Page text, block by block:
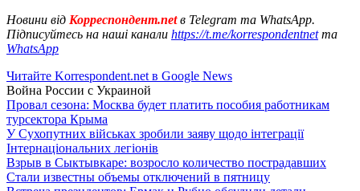
Новини від Корреспондент.netв Telegram та WhatsApp.
Підписуйтесь на наші канали https://t.me/korrespondentnetта
WhatsApp
Читайте Korrespondent.net в Google News
Война России с Украиной
Провал сезона: Москва будет платить пособия работникам
турсектора Крыма
У Сухопутних військах зробили заяву щодо інтеграції
Інтернаціональних легіонів
Взрыв в Сыктывкаре: возросло количество пострадавших
Стали известны объемы отключений в пятницу